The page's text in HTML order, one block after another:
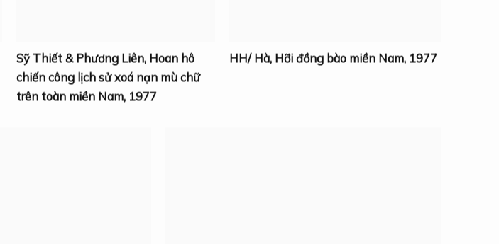
Sỹ Thiết & Phương Liên, Hoan hô
chiến công lịch sử xoá nạn mù chữ
trên toàn miền Nam, 1977
HH/ Hà, Hỡi đồng bào miền Nam, 1977